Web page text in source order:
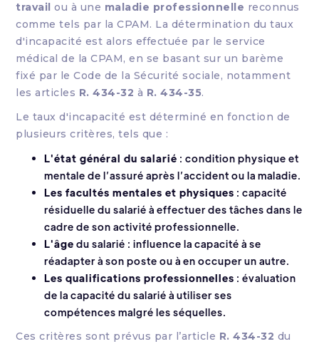
travail ou à une maladie professionnelle reconnus
comme tels par la CPAM. La détermination du taux
d'incapacité est alors effectuée par le service
médical de la CPAM, en se basant sur un barème
fixé par le Code de la Sécurité sociale, notamment
les articles R. 434-32 à R. 434-35.
Le taux d'incapacité est déterminé en fonction de
plusieurs critères, tels que :
L'état général du salarié : condition physique et
mentale de l’assuré après l’accident ou la maladie.
Les facultés mentales et physiques : capacité
résiduelle du salarié à effectuer des tâches dans le
cadre de son activité professionnelle.
L'âge du salarié : influence la capacité à se
réadapter à son poste ou à en occuper un autre.
Les qualifications professionnelles : évaluation
de la capacité du salarié à utiliser ses
compétences malgré les séquelles.
Ces critères sont prévus par l’article R. 434-32 du